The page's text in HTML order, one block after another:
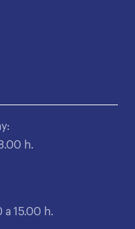
h.
a 15.00 h.